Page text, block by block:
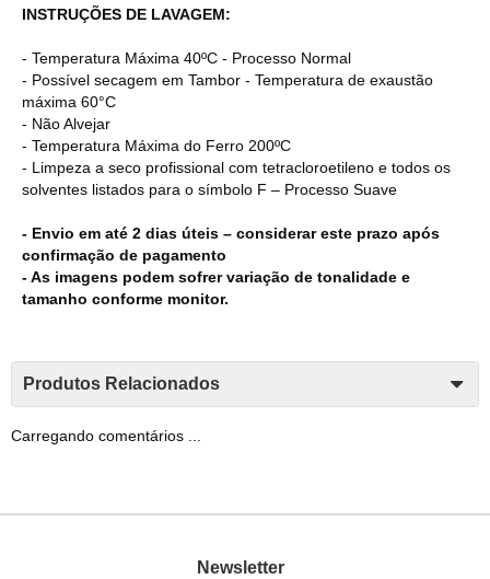
INSTRUÇÕES DE LAVAGEM:
- Temperatura Máxima 40ºC - Processo Normal
- Possível secagem em Tambor - Temperatura de exaustão
máxima 60°C
- Não Alvejar
- Temperatura Máxima do Ferro 200ºC
- Limpeza a seco profissional com tetracloroetileno e todos os
solventes listados para o símbolo F – Processo Suave
- Envio em até 2 dias úteis – considerar este prazo após
confirmação de pagamento
- As imagens podem sofrer variação de tonalidade e
tamanho conforme monitor.
Produtos Relacionados
Carregando comentários ...
Newsletter